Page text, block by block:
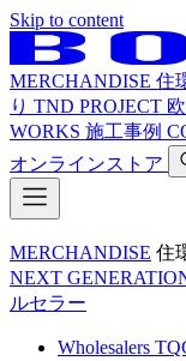
Skip to content
MERCHANDISE 住
り TND PROJECT
WORKS 施工事例
オンラインストア
MERCHANDISE 住
NEXT
ルセラー
Wholesalers